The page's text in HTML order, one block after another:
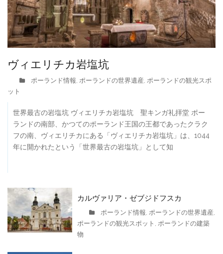
ヴィエリチカ岩塩坑
ポーランド情報, ポーランドの世界遺産, ポーランドの観光スポ
ット
世界最古の岩塩坑 ヴィエリチカ岩塩坑 聖キンガ礼拝堂 ポー
ランドの南部、かつてのポーランド王国の王都であったクラク
フの南、ヴィエリチカにある「ヴィエリチカ岩塩坑」は、1044
年に開かれたという「世界最古の岩塩坑」として知
カルヴァリア・ゼブジドフスカ
ポーランド情報, ポーランドの世界遺産,
ポーランドの観光スポット , ポーランドの建築
物